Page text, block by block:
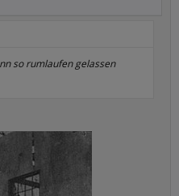
so rumlaufen gelassen